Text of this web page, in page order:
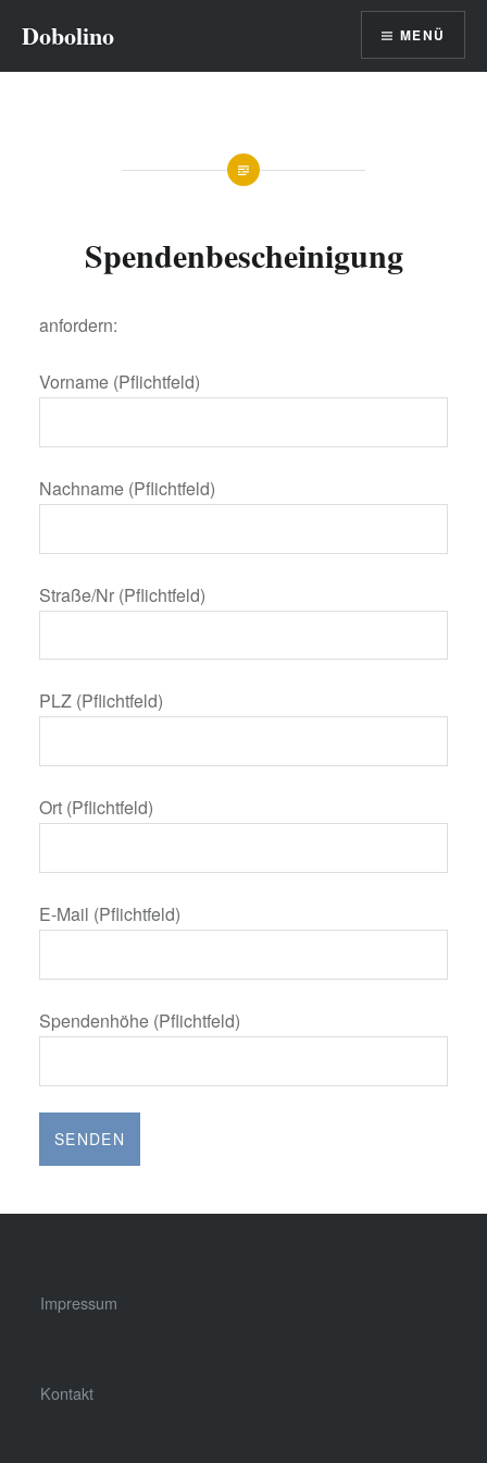
zum
Inhalt
Dobolino MENÜ
Spendenbescheinigung
anfordern:
Vorname (Pflichtfeld)
Nachname (Pflichtfeld)
Straße/Nr (Pflichtfeld)
PLZ (Pflichtfeld)
Ort (Pflichtfeld)
E-Mail (Pflichtfeld)
Spendenhöhe (Pflichtfeld)
Impressum
Kontakt